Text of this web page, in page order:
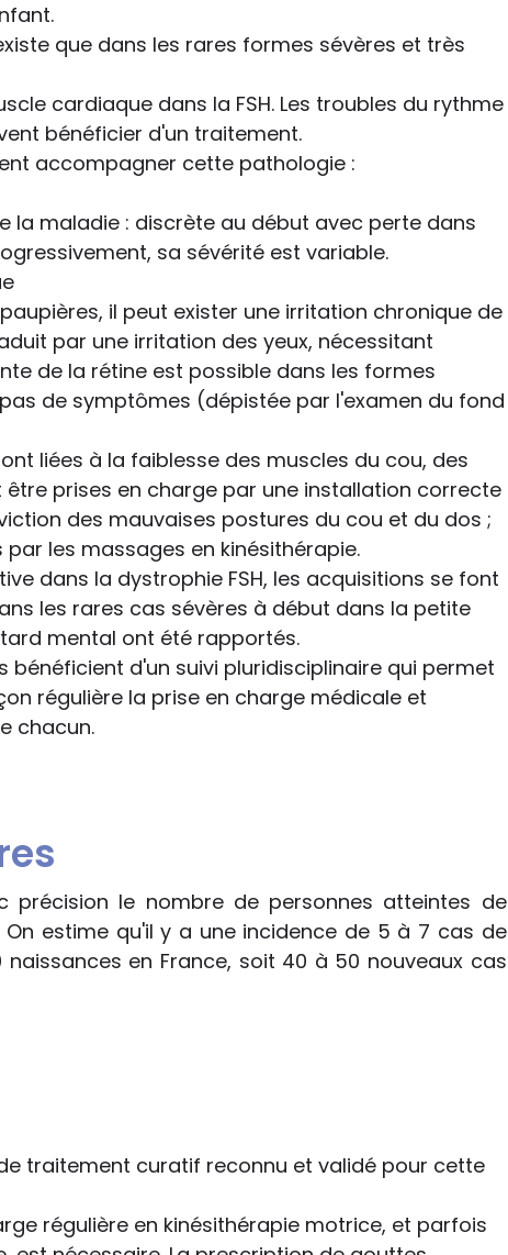
que dans les rares formes sévères et très
cardiaque dans la FSH. Les troubles du rythme
bénéficier d'un traitement.
accompagner cette pathologie :
la maladie : discrète au début avec perte dans
sa sévérité est variable.
il peut exister une irritation chronique de
par une irritation des yeux, nécessitant
de la rétine est possible dans les formes
de symptômes (dépistée par l'examen du fond
liées à la faiblesse des muscles du cou, des
prises en charge par une installation correcte
des mauvaises postures du cou et du dos ;
les massages en kinésithérapie.
dans la dystrophie FSH, les acquisitions se font
les rares cas sévères à début dans la petite
mental ont été rapportés.
bénéficient d'un suivi pluridisciplinaire qui permet
régulière la prise en charge médicale et
chacun.
précision le nombre de personnes atteintes de
On estime qu'il y a une incidence de 5 à 7 cas de
naissances en France, soit 40 à 50 nouveaux cas
traitement curatif reconnu et validé pour cette
régulière en kinésithérapie motrice, et parfois